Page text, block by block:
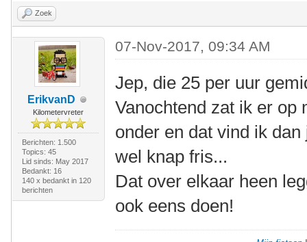
Zoek
ErikvanD
Kilometervreter
Berichten: 1.500
Topics: 45
Lid sinds: May 2017
Bedankt: 16
140 x bedankt in 120
berichten
07-Nov-2017, 09:34 AM
Jep, die 25 per uur
Vanochtend zat ik er
onder en dat vind ik
wel knap fris...
Dat over elkaar heen
ook eens doen!